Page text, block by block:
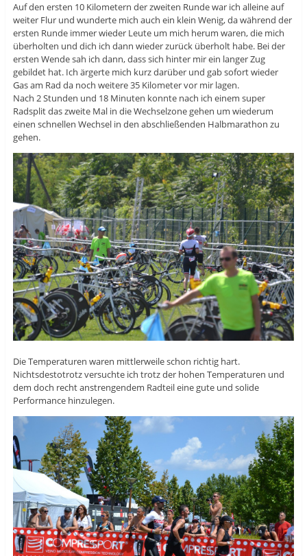
Auf den ersten 10 Kilometern der zweiten Runde war ich alleine auf
weiter Flur und wunderte mich auch ein klein Wenig, da während der
ersten Runde immer wieder Leute um mich herum waren, die mich
überholten und dich ich dann wieder zurück überholt habe. Bei der
ersten Wende sah ich dann, dass sich hinter mir ein langer Zug
gebildet hat. Ich ärgerte mich kurz darüber und gab sofort wieder
Gas am Rad da noch weitere 35 Kilometer vor mir lagen.
Nach 2 Stunden und 18 Minuten konnte nach ich einem super
Radsplit das zweite Mal in die Wechselzone gehen um wiederum
einen schnellen Wechsel in den abschließenden Halbmarathon zu
gehen.
Die Temperaturen waren mittlerweile schon richtig hart.
Nichtsdestotrotz versuchte ich trotz der hohen Temperaturen und
dem doch recht anstrengendem Radteil eine gute und solide
Performance hinzulegen.